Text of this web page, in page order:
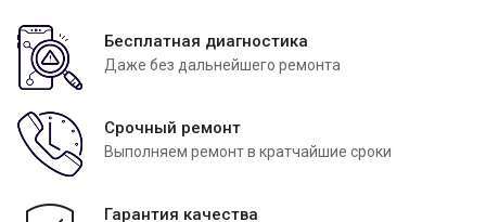
Бесплатная диагностика
Даже без дальнейшего ремонта
Срочный ремонт
Выполняем ремонт в кратчайшие сроки
Гарантия качества